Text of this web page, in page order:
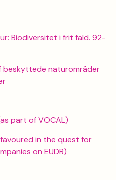
Biodiversitet i frit fald. 92-
beskyttede naturområder
part of VOCAL)
in the quest for
on EUDR)